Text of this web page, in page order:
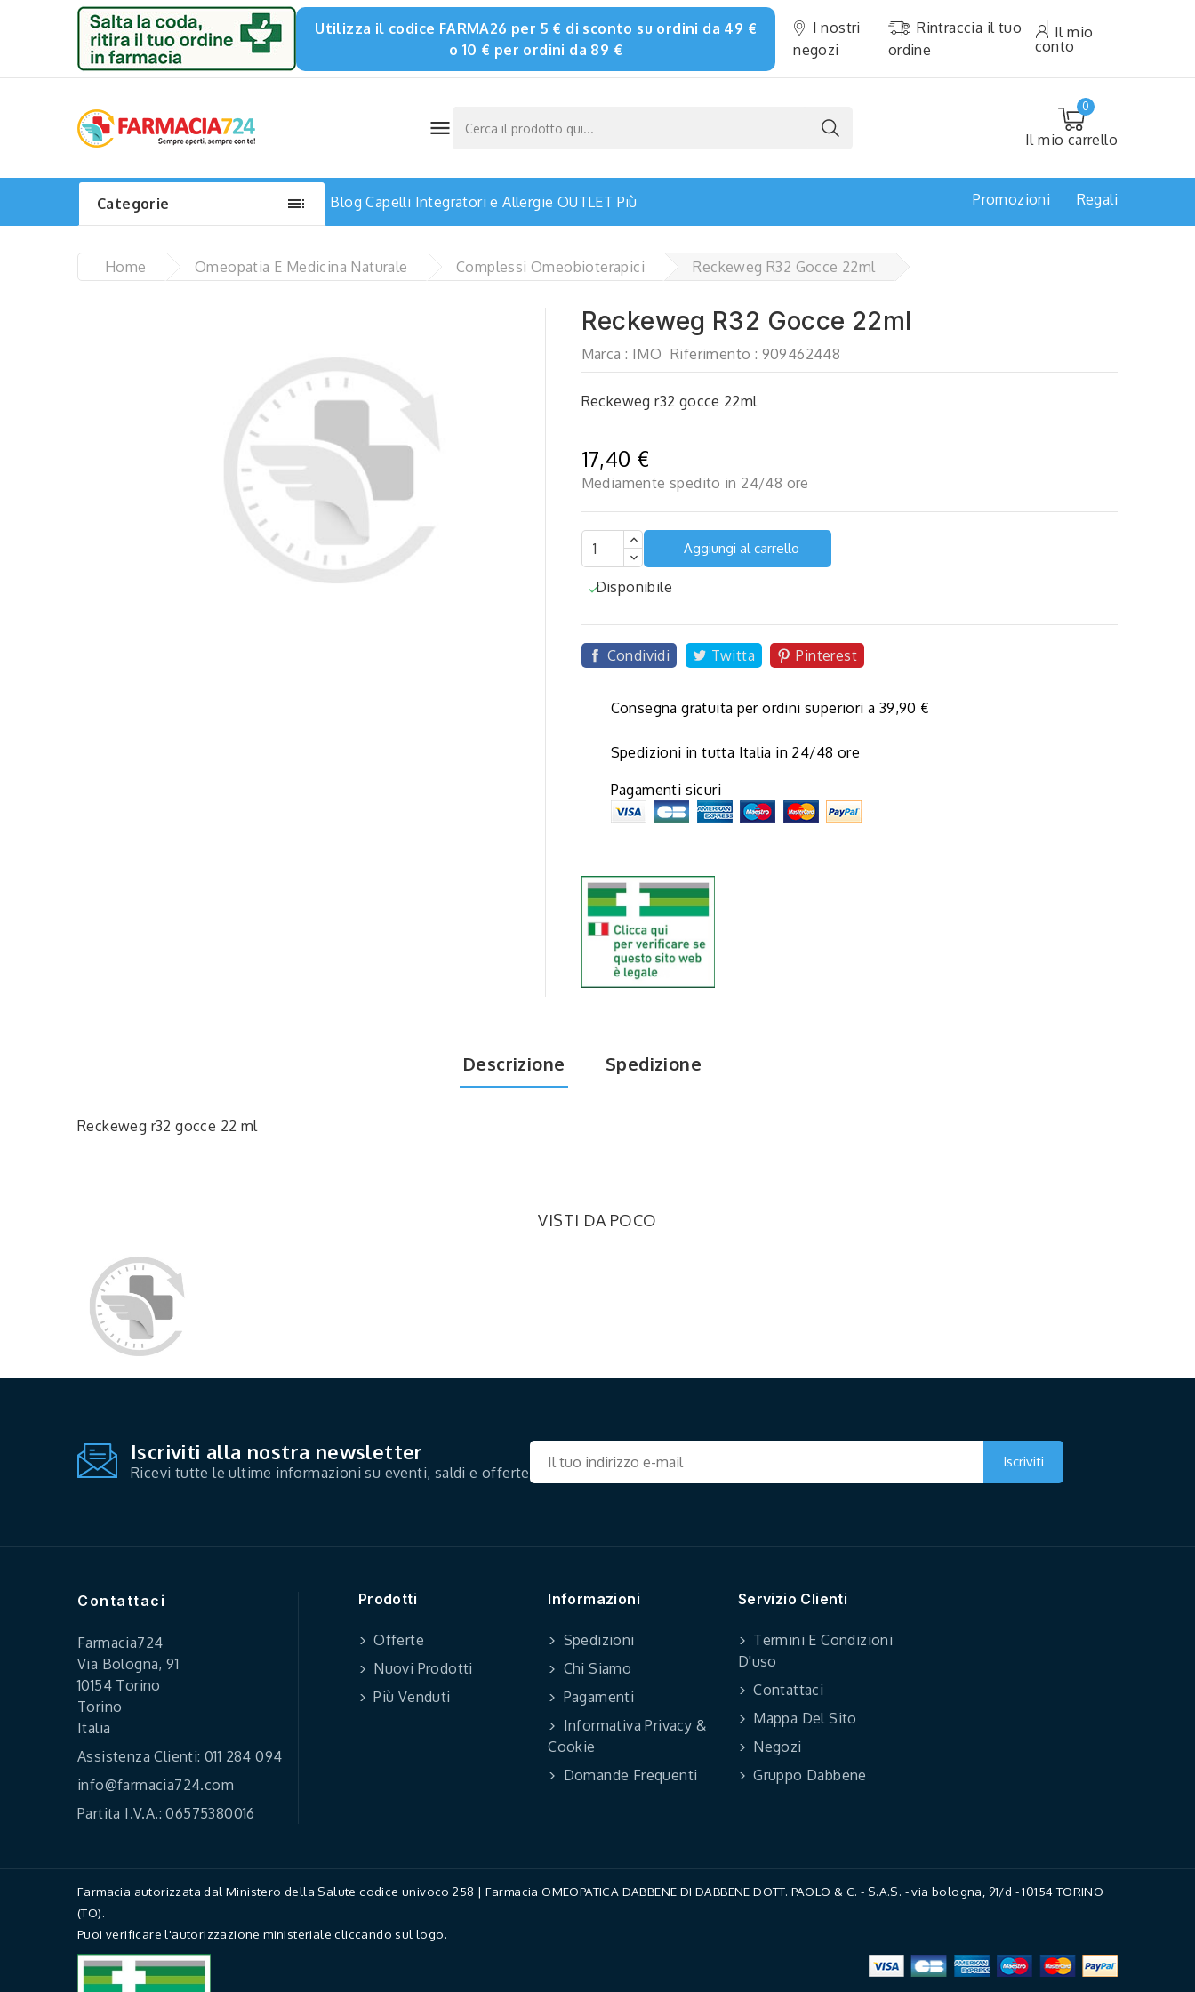
Utilizza il codice FARMA26 per 5 € di sconto su ordini da 49 €
o 10 € per ordini da 89 €
I nostri
negozi
Rintraccia il tuo
ordine
Il mio
conto

0
Il mio carrello

Categorie Blog Capelli Integratori e Allergie OUTLET Più Promozioni Regali
Home Omeopatia E Medicina Naturale Complessi Omeobioterapici Reckeweg R32 Gocce 22ml
Reckeweg R32 Gocce 22ml
Marca : IMO Riferimento : 909462448
Reckeweg r32 gocce 22ml
17,40 €
Mediamente spedito in 24/48 ore
Aggiungi al carrello
Disponibile
Condividi Twitta Pinterest
Consegna gratuita per ordini superiori a 39,90 €
Spedizioni in tutta Italia in 24/48 ore
Pagamenti sicuri
Descrizione Spedizione
Reckeweg r32 gocce 22 ml
VISTI DA POCO
Iscriviti alla nostra newsletter
Ricevi tutte le ultime informazioni su eventi, saldi e offerte
Contattaci
Farmacia724
Via Bologna, 91
10154 Torino
Torino
Italia
Assistenza Clienti: 011 284 094
info@farmacia724.com
Partita I.V.A.: 06575380016
Prodotti
Offerte
Nuovi Prodotti
Più Venduti
Informazioni
Spedizioni
Chi Siamo
Pagamenti
Informativa Privacy &
Cookie
Domande Frequenti
Servizio Clienti
Termini E Condizioni
D'uso
Contattaci
Mappa Del Sito
Negozi
Gruppo Dabbene
Farmacia autorizzata dal Ministero della Salute codice univoco 258 | Farmacia OMEOPATICA DABBENE DI DABBENE DOTT. PAOLO & C. - S.A.S. - via bologna, 91/d - 10154 TORINO
(TO).
Puoi verificare l'autorizzazione ministeriale cliccando sul logo.